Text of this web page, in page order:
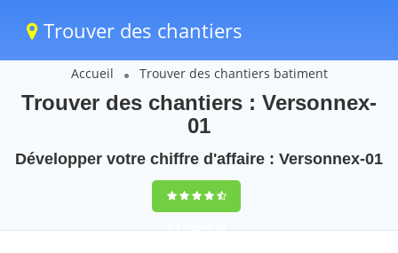
Trouver des chantiers
Accueil Trouver des chantiers batiment
Trouver des chantiers : Versonnex-
01
Développer votre chiffre d'affaire : Versonnex-01
9,5(100%)45